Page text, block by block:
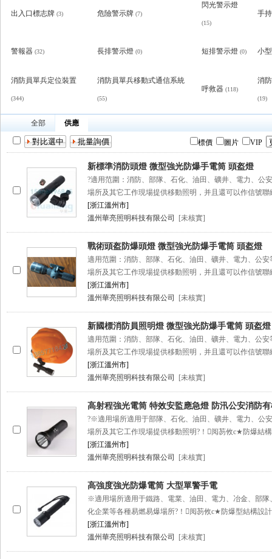
出入口標志牌 (3) 危險警示牌 (7)
閃光警示燈
(15)
手
警報器 (32) 長排警示燈 (0) 短排警示燈 (0) 小
消防員單兵定位裝置
(344)
消防員單兵移動式通信系統
(55)
呼救器 (118)
消
(19)
全部 供應
標價 圖片 VIP
新標準消防頭燈 微型強光防爆手電筒 頭盔燈
?適用范圍：消防、部隊、石化、油田、礦井、電力、
場所及其它工作現場提供移動照明，并且還可以作信號
[浙江溫州市]
溫州華亮照明科技有限公司
[未核實]
戰術頭盔防爆頭燈 微型強光防爆手電筒 頭盔燈
適用范圍：消防、部隊、石化、油田、礦井、電力、公
場所及其它工作現場提供移動照明，并且還可以作信號
[浙江溫州市]
溫州華亮照明科技有限公司
[未核實]
新國標消防員照明燈 微型強光防爆手電筒 頭盔燈
適用范圍：消防、部隊、石化、油田、礦井、電力、公
場所及其它工作現場提供移動照明，并且還可以作信號
[浙江溫州市]
溫州華亮照明科技有限公司
[未核實]
高射程強光電筒 特效安監應急燈 防汛公安消防
?※適用場所適用于部隊、石化、油田、礦井、電力、公
場所及其它工作現場提供移動照明?！阅芴攸c★防爆結構設計
[浙江溫州市]
溫州華亮照明科技有限公司
[未核實]
高強度強光防爆電筒 大型單警手電
※適用場所適用于鐵路、電業、油田、電力、冶金、部隊
化企業等各種易燃易爆場所?！阅芴攸c★防爆型結構設計
[浙江溫州市]
溫州華亮照明科技有限公司
[未核實]